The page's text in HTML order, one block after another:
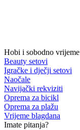
Hobi i sobodno vrijeme
Beauty setovi
Igračke i dječji setovi
Naočale
Navijački rekviziti
Oprema za bicikl
Oprema za plažu
Vrijeme blagdana
Imate pitanja?